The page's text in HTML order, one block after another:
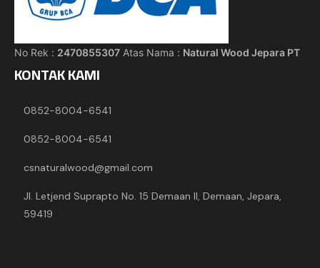
No Rek : 2470855307 Atas Nama : Natural Wood Jepara PT
KONTAK KAMI
0852-8004-6541
0852-8004-6541
csnaturalwood@gmail.com
Jl. Letjend Suprapto No. 15 Demaan II, Demaan, Jepara,
59419